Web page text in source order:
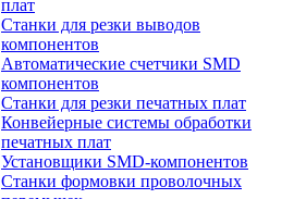
плат
Станки для резки выводов
компонентов
Автоматические счетчики SMD
компонентов
Станки для резки печатных плат
Конвейерные системы обработки
печатных плат
Установщики SMD-компонентов
Станки формовки проволочных